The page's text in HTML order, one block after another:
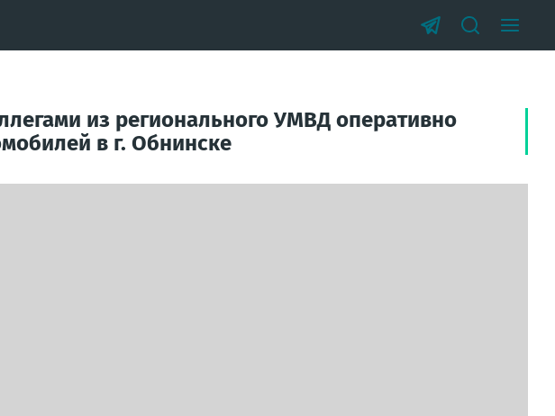
из регионального УМВД оперативно
в г. Обнинске